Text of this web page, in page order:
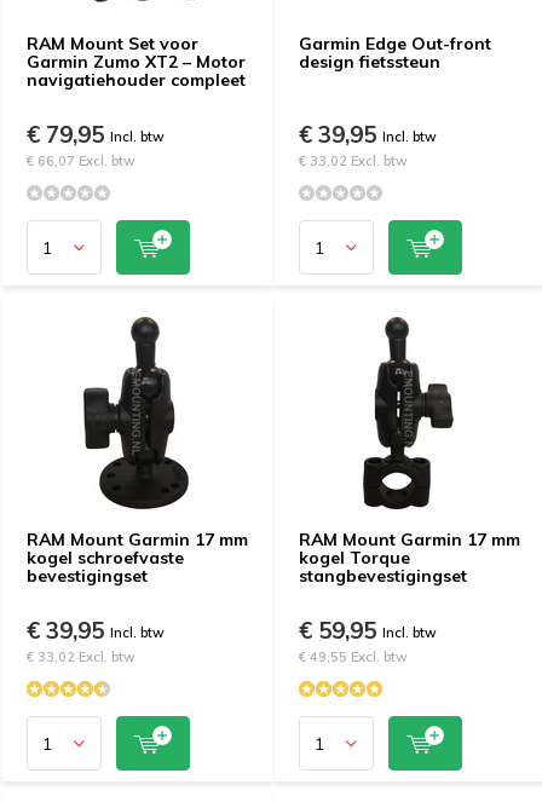
RAM Mount Set voor
Garmin Zumo XT2 – Motor
navigatiehouder compleet
€ 79,95 Incl. btw
€ 66,07 Excl. btw
Garmin Edge Out-front
design fietssteun
€ 39,95 Incl. btw
€ 33,02 Excl. btw
RAM Mount Garmin 17 mm
kogel schroefvaste
bevestigingset
€ 39,95 Incl. btw
€ 33,02 Excl. btw
RAM Mount Garmin 17 mm
kogel Torque
stangbevestigingset
€ 59,95 Incl. btw
€ 49,55 Excl. btw